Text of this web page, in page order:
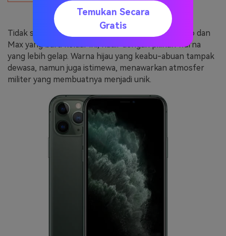
Tidak seperti iPhone 11 Hijau minty, iPhone 11 Pro dan
Max yang baru keluar ini, hadir dengan pilihan warna
yang lebih gelap. Warna hijau yang keabu-abuan tampak
dewasa, namun juga istimewa, menawarkan atmosfer
militer yang membuatnya menjadi unik.
Temukan Secara
Gratis